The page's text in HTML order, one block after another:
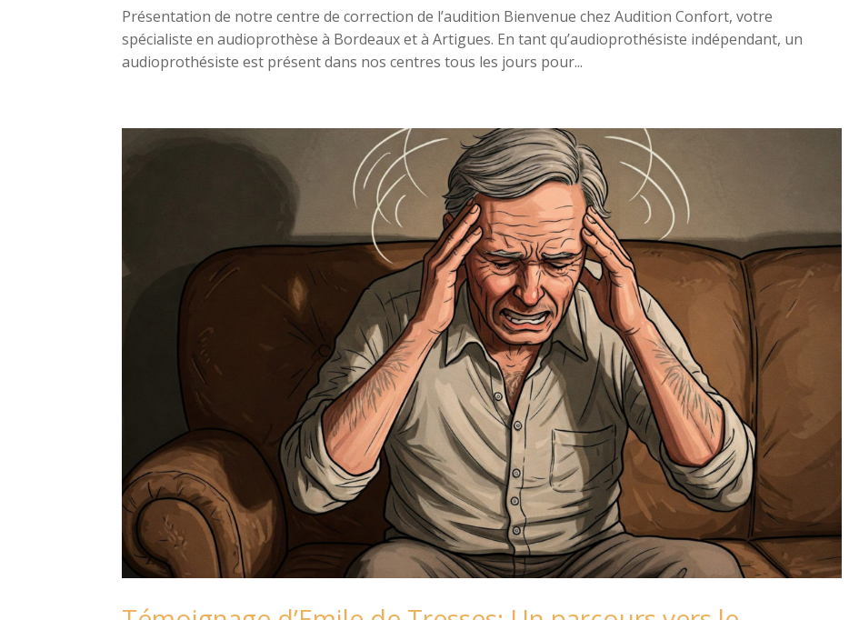
Présentation de notre centre de correction de l’audition Bienvenue chez Audition Confort, votre
spécialiste en audioprothèse à Bordeaux et à Artigues. En tant qu’audioprothésiste indépendant, un
audioprothésiste est présent dans nos centres tous les jours pour...